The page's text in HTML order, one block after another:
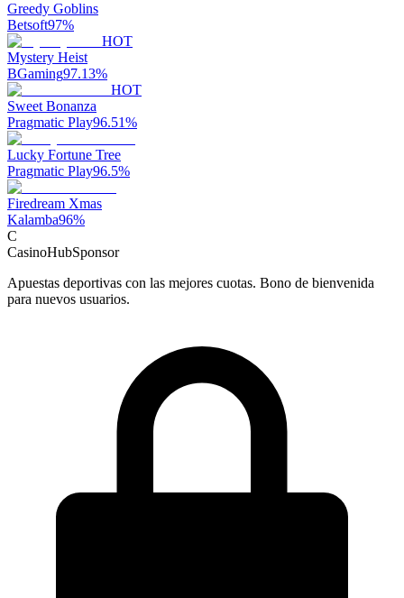
Greedy Goblins
Betsoft97%
HOT
Mystery Heist
BGaming97.13%
HOT
Sweet Bonanza
Pragmatic Play96.51%
Lucky Fortune Tree
Pragmatic Play96.5%
Firedream Xmas
Kalamba96%
C
CasinoHubSponsor
Apuestas deportivas con las mejores cuotas. Bono de bienvenida
para nuevos usuarios.